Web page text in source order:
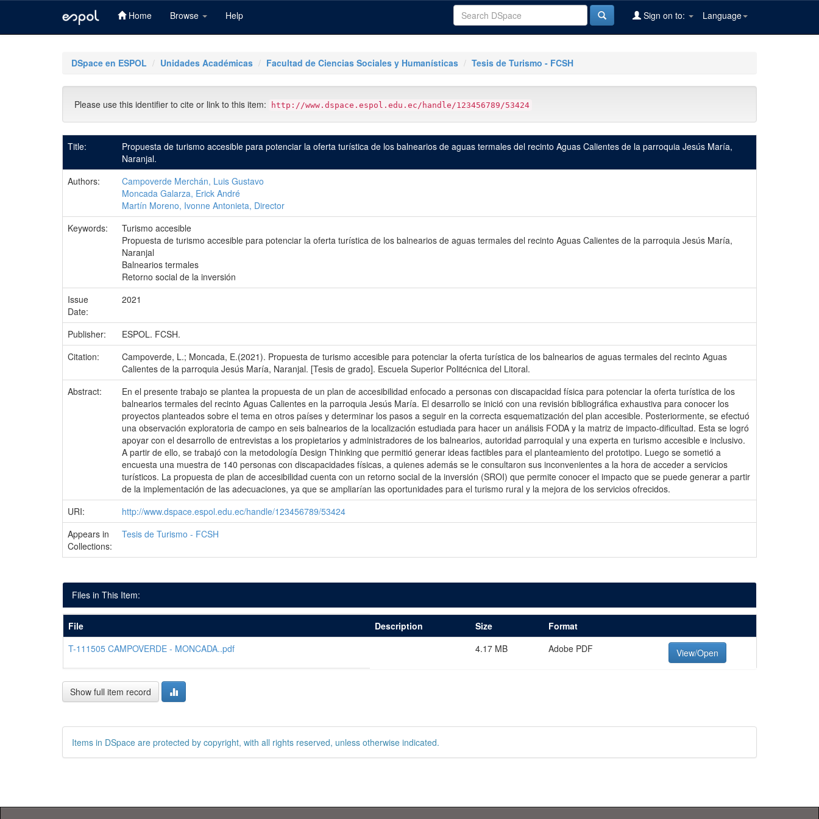
Home Browse Help Language
Sign on to:
DSpace en ESPOL Unidades Académicas Facultad de Ciencias Sociales y Humanísticas Tesis de Turismo - FCSH
Please use this identifier to cite or link to this item: http://www.dspace.espol.edu.ec/handle/123456789/53424
Title:
Propuesta de turismo accesible para potenciar la oferta turística de los balnearios de aguas termales del recinto Aguas Calientes de la parroquia Jesús María,
Naranjal.
Authors:
Campoverde Merchán, Luis Gustavo
Moncada Galarza, Erick André
Martín Moreno, Ivonne Antonieta, Director
Keywords:
Turismo accesible
Propuesta de turismo accesible para potenciar la oferta turística de los balnearios de aguas termales del recinto Aguas Calientes de la parroquia Jesús María,
Naranjal
Balnearios termales
Retorno social de la inversión
Issue
Date:
2021
Publisher:
ESPOL. FCSH.
Citation:
Campoverde, L.; Moncada, E.(2021). Propuesta de turismo accesible para potenciar la oferta turística de los balnearios de aguas termales del recinto Aguas
Calientes de la parroquia Jesús María, Naranjal. [Tesis de grado]. Escuela Superior Politécnica del Litoral.
Abstract:
En el presente trabajo se plantea la propuesta de un plan de accesibilidad enfocado a personas con discapacidad física para potenciar la oferta turística de los
balnearios termales del recinto Aguas Calientes en la parroquia Jesús María. El desarrollo se inició con una revisión bibliográfica exhaustiva para conocer los
proyectos planteados sobre el tema en otros países y determinar los pasos a seguir en la correcta esquematización del plan accesible. Posteriormente, se efectuó
una observación exploratoria de campo en seis balnearios de la localización estudiada para hacer un análisis FODA y la matriz de impacto-dificultad. Esta se logró
apoyar con el desarrollo de entrevistas a los propietarios y administradores de los balnearios, autoridad parroquial y una experta en turismo accesible e inclusivo.
A partir de ello, se trabajó con la metodología Design Thinking que permitió generar ideas factibles para el planteamiento del prototipo. Luego se sometió a
encuesta una muestra de 140 personas con discapacidades físicas, a quienes además se le consultaron sus inconvenientes a la hora de acceder a servicios
turísticos. La propuesta de plan de accesibilidad cuenta con un retorno social de la inversión (SROI) que permite conocer el impacto que se puede generar a partir
de la implementación de las adecuaciones, ya que se ampliarían las oportunidades para el turismo rural y la mejora de los servicios ofrecidos.
URI:
http://www.dspace.espol.edu.ec/handle/123456789/53424
Appears in
Collections:
Tesis de Turismo - FCSH
Files in This Item:
File Description Size
Format
T-111505 CAMPOVERDE - MONCADA..pdf
4.17 MB Adobe PDF View/Open
Show full item record
Items in DSpace are protected by copyright, with all rights reserved, unless otherwise indicated.